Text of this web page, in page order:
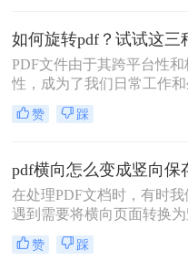
旋转后如何保存呢？本文将
PDF旋转后保存的方法。
​PDF文件由于其跨平台性和
性，成为了我们日常工作
可或缺的一部分。然而，有
能会遇到PDF页面方向不正
转。那么如何旋转PDF呢？
将详细介绍三种旋转PDF
法。
赞 踩
在处理PDF文档时，有时我
遇到需要将横向页面转换
的情况，特别是在需要将文
定用途或打印时。那么PDF
赞 踩